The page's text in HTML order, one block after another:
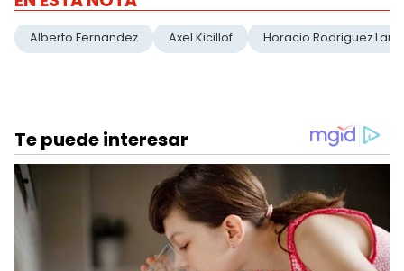
Alberto Fernandez Axel Kicillof Horacio Rodriguez